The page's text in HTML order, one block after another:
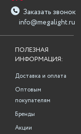
info@megalight.ru
Заказать звонок
ПОЛЕЗНАЯ
ИНФОРМАЦИЯ:
Доставка и оплата
Оптовым
покупателям
Бренды
Акции